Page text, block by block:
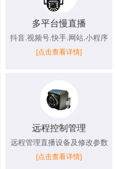
多平台慢直播
抖音.视频号.快手.网站.小程序
[点击查看详情]
远程控制管理
远程管理直播设备及修改参数
[点击查看详情]